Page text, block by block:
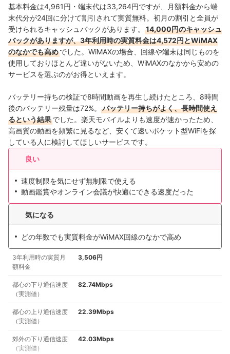
基本料金は4,961円・端末代は33,264円ですが、月額料金から端
末代分が24回に分けて割引されて実質無料。初月の割引と全員が
受けられるキャッシュバックがあります。
14,000円のキャッシュ
バックがありますが、3年利用時の実質料金は4,572円とWiMAX
のなかでも高めでした。WiMAXの場合、回線や端末は同じものを
使用しておりほとんど違いがないため、WiMAXのなかから安めの
サービスを選ぶのがお得といえます。
バッテリー持ちの検証で8時間動画を再生し続けたところ、8時間
後のバッテリー残量は72%。
バッテリー持ちがよく、長時間使え
るという結果でした。楽天モバイルよりも速度が速かったため、
高画質の動画を頻繁に見るなど、安くて速いポケット型WiFiを探
している人に検討してほしいサービスです。
良い
速度制限を気にせず無制限で使える
動画鑑賞やオンライン会議が快適にできる速度だった
気になる
どの年数でも実質料金がWiMAX回線のなかで高め
3年利用時の実質月
額料金
3,506円
都心の下り通信速度
（実測値）
82.74Mbps
都心の上り通信速度
（実測値）
22.39Mbps
郊外の下り通信速度
（実測値）
42.03Mbps